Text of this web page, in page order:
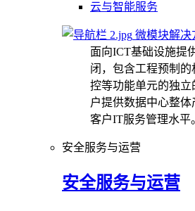
云与智能服务
微模块解决
面向ICT基础设施提
闭，包含工程预制
控等功能单元的独
户提供数据中心整
客户IT服务管理水平
安全服务与运营
安全服务与运营